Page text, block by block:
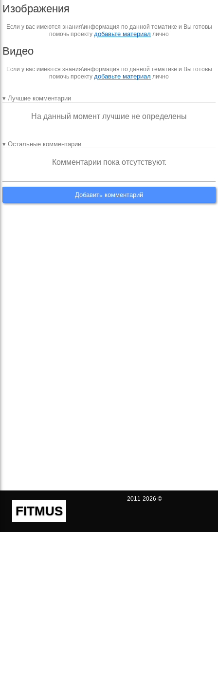
Изображения
Если у вас имеются знания\информация по данной тематике и Вы готовы
помочь проекту добавьте материал лично
Видео
Если у вас имеются знания\информация по данной тематике и Вы готовы
помочь проекту добавьте материал лично
▾ Лучшие комментарии
На данный момент лучшие не определены
▾ Остальные комментарии
Комментарии пока отсутствуют.
Добавить комментарий
FITMUS
2011-2026 ©